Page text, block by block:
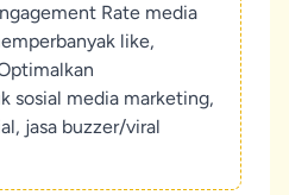
Rate media
like,
sosial media marketing,
jasa buzzer/viral